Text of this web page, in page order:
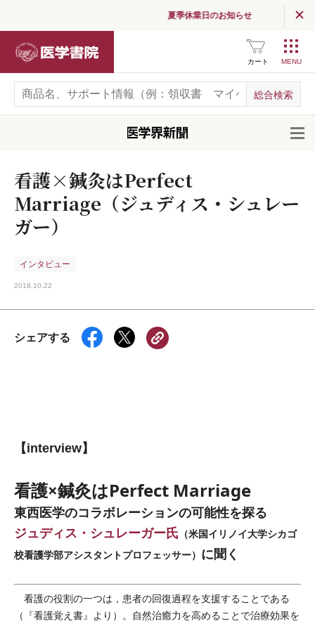
夏季休業日のお知らせ
カート
看護×鍼灸はPerfect
Marriage（ジュディス・シュレー
ガー）
インタビュー
2018.10.22
シェアする
【interview】
看護×鍼灸はPerfect Marriage
東西医学のコラボレーションの可能性を探る
ジュディス・シュレーガー氏 （米国イリノイ大学シカゴ
校看護学部アシスタントプロフェッサー） に聞く
看護の役割の一つは，患者の回復過程を支援することである
（『看護覚え書』より）。自然治癒力を高めることで治療効果を